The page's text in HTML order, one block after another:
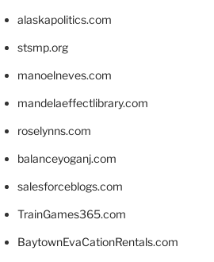
alaskapolitics.com
stsmp.org
manoelneves.com
mandelaeffectlibrary.com
roselynns.com
balanceyoganj.com
salesforceblogs.com
TrainGames365.com
BaytownEvaCationRentals.com